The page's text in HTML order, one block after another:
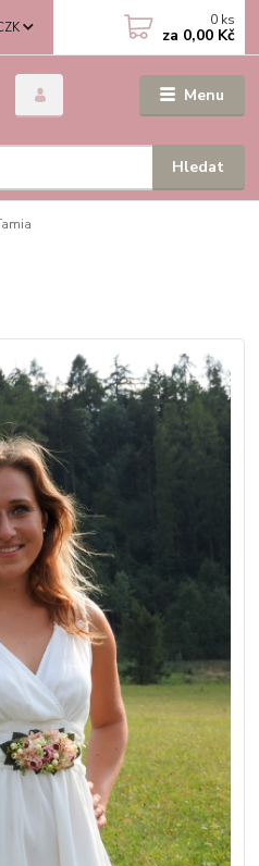
Menu
Hledat
0 ks
za 0,00 Kč